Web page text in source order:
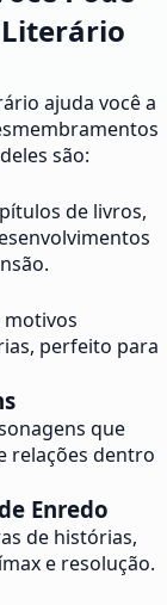
Literário
ajuda você a
são:
de livros,
motivos
perfeito para
que
relações dentro
Enredo
de histórias,
e resolução.